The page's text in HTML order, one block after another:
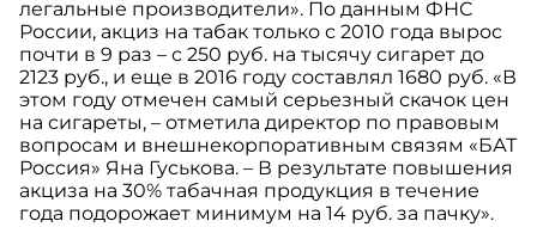
легальные производители». По данным ФНС
России, акциз на табак только с 2010 года вырос
почти в 9 раз – с 250 руб. на тысячу сигарет до
2123 руб., и еще в 2016 году составлял 1680 руб. «В
этом году отмечен самый серьезный скачок цен
на сигареты, – отметила директор по правовым
вопросам и внешнекорпоративным связям «БАТ
Россия» Яна Гуськова. – В результате повышения
акциза на 30% табачная продукция в течение
года подорожает минимум на 14 руб. за пачку».